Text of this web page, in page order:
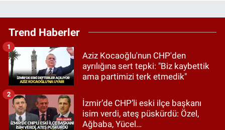
Trend Haberler
Aziz Kocaoğlu'nun CHP'den
ayrılığına sert tepki: "Biz kaybettik
ama partimizi terk etmedik"
1
İzmir’de CHP’li eski ilçe başkanı
isim verdi, ateş püskürdü: Özel,
Ağbaba, Yücel…
2